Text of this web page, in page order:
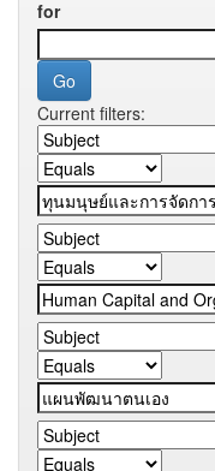
for
Current filters: